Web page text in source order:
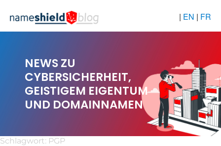
| EN | FR
NEWS ZU
CYBERSICHERHEIT,
GEISTIGEM EIGENTUM
UND DOMAINNAMEN
Schlagwort: PGP